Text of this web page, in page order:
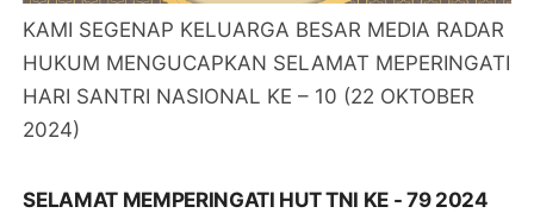
KAMI SEGENAP KELUARGA BESAR MEDIA RADAR
HUKUM MENGUCAPKAN SELAMAT MEPERINGATI
HARI SANTRI NASIONAL KE – 10 (22 OKTOBER
2024)
SELAMAT MEMPERINGATI HUT TNI KE - 79 2024